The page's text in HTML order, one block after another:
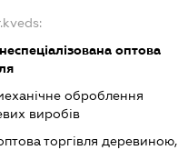
оптова
оброблення
виробів
торгівля деревиною,